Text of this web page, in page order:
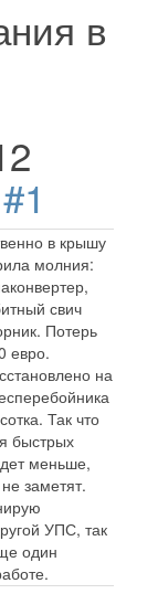
в
#1
в крышу
молния:
свич
Потерь
евро.
на
Так что
быстрых
меньше,
заметят.
УПС, так
один